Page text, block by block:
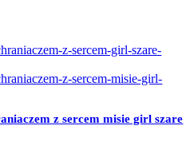
z sercem misie girl szare